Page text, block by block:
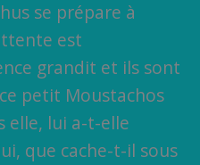
se prépare à
est
grandit et ils sont
petit Moustachos
elle, lui a-t-elle
que cache-t-il sous